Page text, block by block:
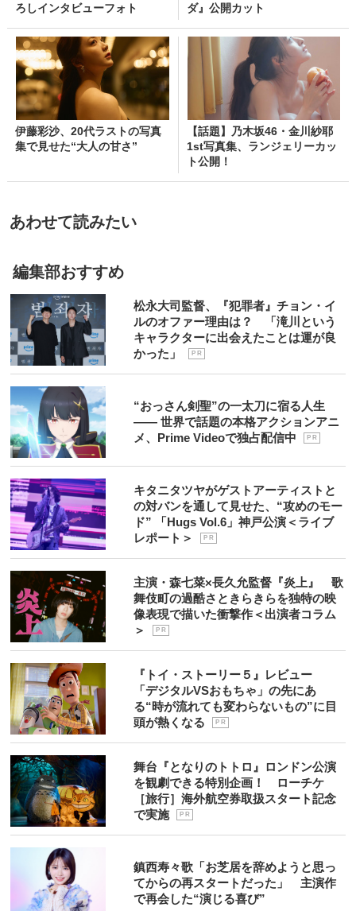
ろしインタビューフォト
ダ』公開カット
伊藤彩沙、20代ラストの写真
集で見せた“大人の甘さ”
【話題】乃木坂46・金川紗耶
1st写真集、ランジェリーカッ
ト公開！
あわせて読みたい
編集部おすすめ
松永大司監督、『犯罪者』チョン・イ
ルのオファー理由は？ 「滝川という
キャラクターに出会えたことは運が良
かった」
P R
“おっさん剣聖”の一太刀に宿る人生
―― 世界で話題の本格アクションアニ
メ、Prime Videoで独占配信中
P R
キタニタツヤがゲストアーティストと
の対バンを通して見せた、“攻めのモー
ド” 「Hugs Vol.6」神戸公演＜ライブ
レポート＞
P R
主演・森七菜×長久允監督『炎上』 歌
舞伎町の過酷さときらきらを独特の映
像表現で描いた衝撃作＜出演者コラム
＞
P R
『トイ・ストーリー５』レビュー
「デジタルVSおもちゃ」の先にあ
る“時が流れても変わらないもの”に目
頭が熱くなる
P R
舞台『となりのトトロ』ロンドン公演
を観劇できる特別企画！ ローチケ
［旅行］海外航空券取扱スタート記念
で実施
P R
鎮西寿々歌「お芝居を辞めようと思っ
てからの再スタートだった」 主演作
で再会した“演じる喜び”